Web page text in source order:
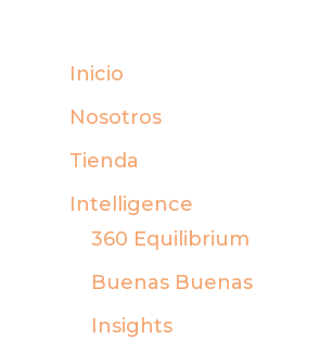
Inicio
Nosotros
Tienda
Intelligence
360 Equilibrium
Buenas Buenas
Insights